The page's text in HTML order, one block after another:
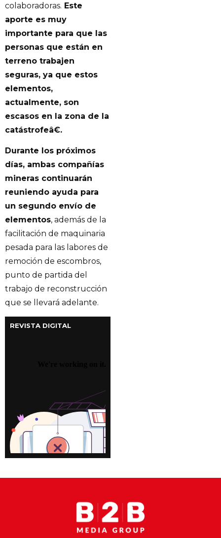
colaboradoras. Este
aporte es muy
importante para que las
personas que están en
terreno trabajen
seguras, ya que estos
elementos,
actualmente, son
escasos en la zona de la
catástrofeâ€.
Durante los próximos
días, ambas compañías
mineras continuarán
reuniendo ayuda para
un segundo envío de
elementos, además de la
facilitación de maquinaria
pesada para las labores de
remoción de escombros,
punto de partida del
trabajo de reconstrucción
que se llevará adelante.
REVISTA DIGITAL